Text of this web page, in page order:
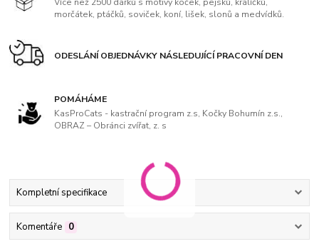
morčátek, ptáčků, soviček, koní, lišek, slonů a medvídků.
ODESLÁNÍ OBJEDNÁVKY NÁSLEDUJÍCÍ PRACOVNÍ DEN
POMÁHÁME
KasProCats - kastrační program z.s, Kočky Bohumín z.s.,
OBRAZ – Obránci zvířat, z. s
Kompletní specifikace
Komentáře 0